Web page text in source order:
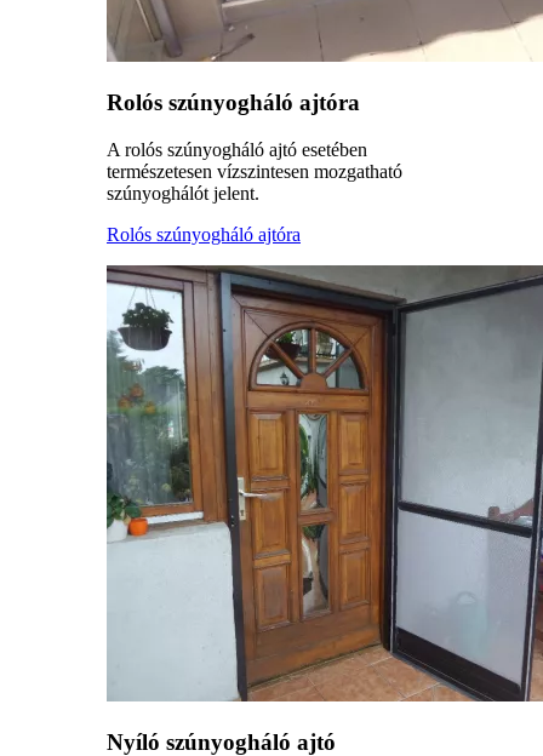
Rolós szúnyogháló ajtóra
A rolós szúnyogháló ajtó esetében
természetesen vízszintesen mozgatható
szúnyoghálót jelent.
Rolós szúnyogháló ajtóra
Nyíló szúnyogháló ajtó